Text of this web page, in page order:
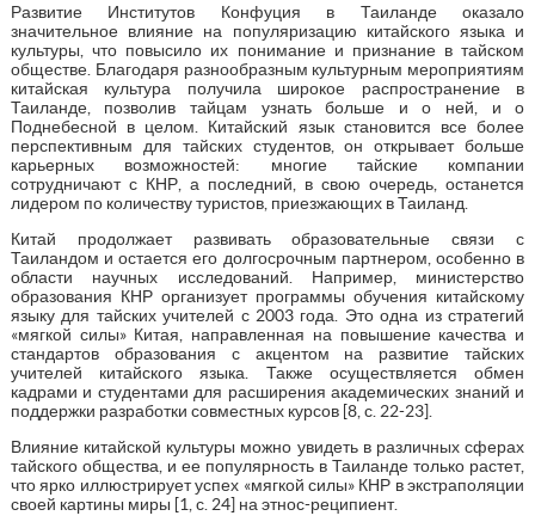
Развитие Институтов Конфуция в Таиланде оказало
значительное влияние на популяризацию китайского языка и
культуры, что повысило их понимание и признание в тайском
обществе. Благодаря разнообразным культурным мероприятиям
китайская культура получила широкое распространение в
Таиланде, позволив тайцам узнать больше и о ней, и о
Поднебесной в целом. Китайский язык становится все более
перспективным для тайских студентов, он открывает больше
карьерных возможностей: многие тайские компании
сотрудничают с КНР, а последний, в свою очередь, останется
лидером по количеству туристов, приезжающих в Таиланд.
Китай продолжает развивать образовательные связи с
Таиландом и остается его долгосрочным партнером, особенно в
области научных исследований. Например, министерство
образования КНР организует программы обучения китайскому
языку для тайских учителей с 2003 года. Это одна из стратегий
«мягкой силы» Китая, направленная на повышение качества и
стандартов образования с акцентом на развитие тайских
учителей китайского языка. Также осуществляется обмен
кадрами и студентами для расширения академических знаний и
поддержки разработки совместных курсов [8, с. 22-23].
Влияние китайской культуры можно увидеть в различных сферах
тайского общества, и ее популярность в Таиланде только растет,
что ярко иллюстрирует успех «мягкой силы» КНР в экстраполяции
своей картины миры [1, с. 24] на этнос-реципиент.